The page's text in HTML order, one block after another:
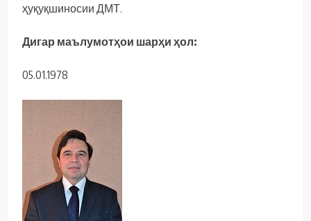
ҳуқуқшиносии ДМТ.
Дигар маълумотҳои шарҳи ҳол:
05.01.1978